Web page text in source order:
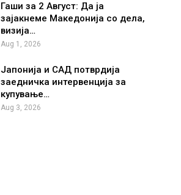
Гаши за 2 Август: Да ја
зајакнеме Македонија со дела,
визија…
Aug 1, 2026
Јапонија и САД потврдија
заедничка интервенција за
купување…
Aug 3, 2026